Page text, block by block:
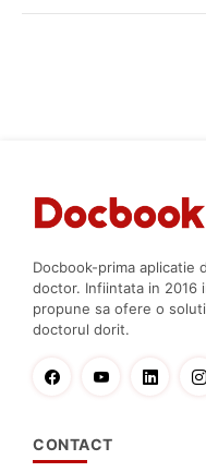
Docbook-prima aplicatie
doctor. Infiintata in 2016
propune sa ofere o
doctorul dorit.
CONTACT